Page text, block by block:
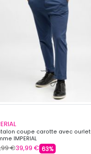
coupe carotte avec
IMPERIAL
€39,99 € 63%